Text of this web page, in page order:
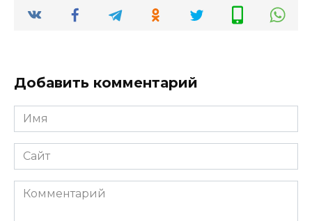
Добавить комментарий
Имя
*
Сайт
Комментарий